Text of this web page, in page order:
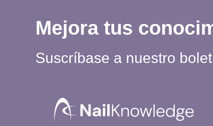
Mejora tus
Suscríbase a nuestro